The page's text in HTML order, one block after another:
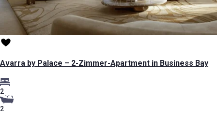
Avarra by Palace – 2-Zimmer-Apartment in Business Bay
2
2